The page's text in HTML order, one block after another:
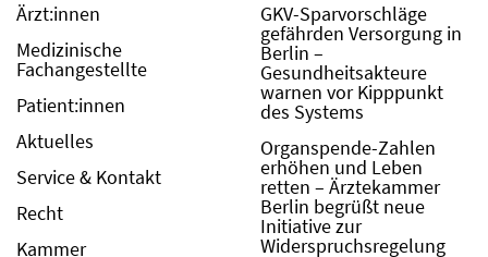
Ärzt:innen
Medizinische
Fachangestellte
Patient:innen
Aktuelles
Service & Kontakt
Recht
Kammer
GKV-Sparvorschläge
gefährden Versorgung in
Berlin –
Gesundheitsakteure
warnen vor Kipppunkt
des Systems
Organspende-Zahlen
erhöhen und Leben
retten – Ärztekammer
Berlin begrüßt neue
Initiative zur
Widerspruchsregelung